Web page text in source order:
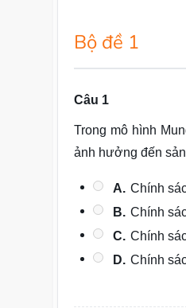
Bộ đề 1
Câu 1
Trong mô hình
ảnh hưởng đến
A. Chính
B. Chính
C. Chính
D. Chính